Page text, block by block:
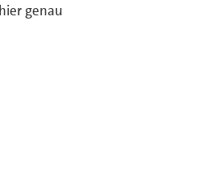
genau